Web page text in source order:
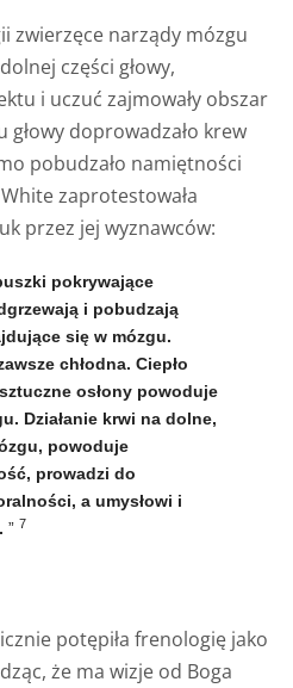
zwierzęce narządy mózgu
części głowy,
i uczuć zajmowały obszar
głowy doprowadzało krew
pobudzało namiętności
zaprotestowała
przez jej wyznawców:
pokrywające
i pobudzają
się w mózgu.
chłodna. Ciepło
osłony powoduje
Działanie krwi na dolne,
powoduje
prowadzi do
a umysłowi i
” 7
potępiła frenologię jako
że ma wizje od Boga